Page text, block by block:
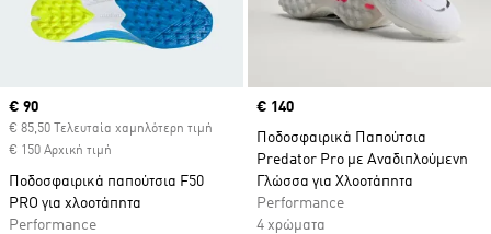
Current price
€ 90
€ 85,50 Τελευταία χαμηλότερη τιμή
€ 150 Αρχική τιμή
Ποδοσφαιρικά παπούτσια F50
PRO για χλοοτάπητα
Performance
Price
€ 140
Ποδοσφαιρικά Παπούτσια
Predator Pro με Αναδιπλούμενη
Γλώσσα για Χλοοτάπητα
Performance
4 χρώματα